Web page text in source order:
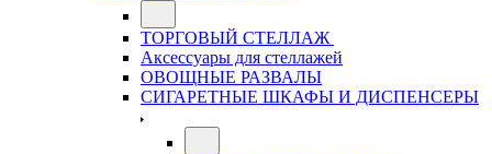
ТОРГОВЫЙ СТЕЛЛАЖ
Аксессуары для стеллажей
ОВОЩНЫЕ РАЗВАЛЫ
СИГАРЕТНЫЕ ШКАФЫ И ДИСПЕНСЕРЫ